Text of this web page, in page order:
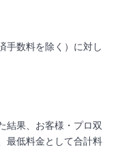
手数料を除く）に対し
結果、お客様・プロ双
最低料金として合計料